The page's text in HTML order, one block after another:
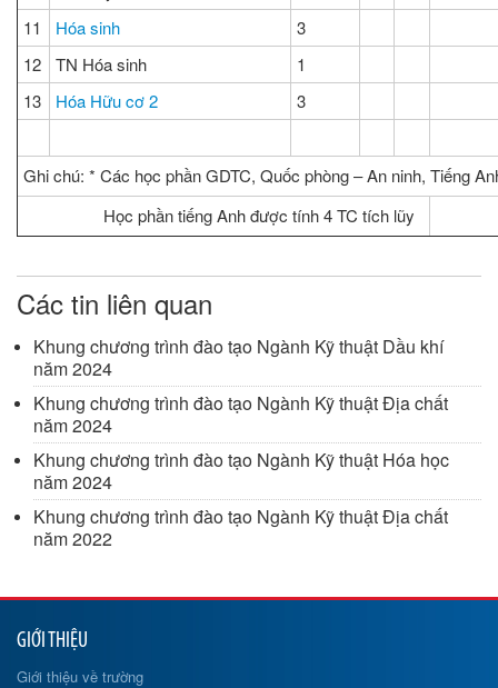
11
Hóa sinh
3
12
TN Hóa sinh
1
13
Hóa Hữu cơ 2 3
Ghi chú: * Các học phần GDTC, Quốc phòng – An ninh, Tiếng
Học phần tiếng Anh được tính 4 TC tích lũy
Các tin liên quan
Khung chương trình đào tạo Ngành Kỹ thuật Dầu khí
năm 2024
Khung chương trình đào tạo Ngành Kỹ thuật Địa chất
năm 2024
Khung chương trình đào tạo Ngành Kỹ thuật Hóa học
năm 2024
Khung chương trình đào tạo Ngành Kỹ thuật Địa chất
năm 2022
GIỚI THIỆU
Giới thiệu về trường